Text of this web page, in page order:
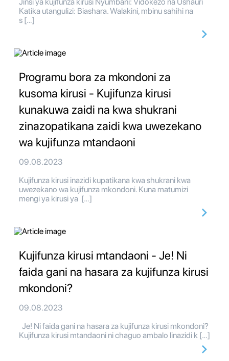
Katika utangulizi: Biashara. Walakini, mbinu sahihi na
s […]
Programu bora za mkondoni za
kusoma kirusi - Kujifunza kirusi
kunakuwa zaidi na kwa shukrani
zinazopatikana zaidi kwa uwezekano
wa kujifunza mtandaoni
09.08.2023
Kujifunza kirusi inazidi kupatikana kwa shukrani kwa
uwezekano wa kujifunza mkondoni. Kuna matumizi
mengi ya kirusi ya […]
Kujifunza kirusi mtandaoni - Je! Ni
faida gani na hasara za kujifunza kirusi
mkondoni?
09.08.2023
Je! Ni faida gani na hasara za kujifunza kirusi mkondoni?
Kujifunza kirusi mtandaoni ni chaguo ambalo linazidi k […]